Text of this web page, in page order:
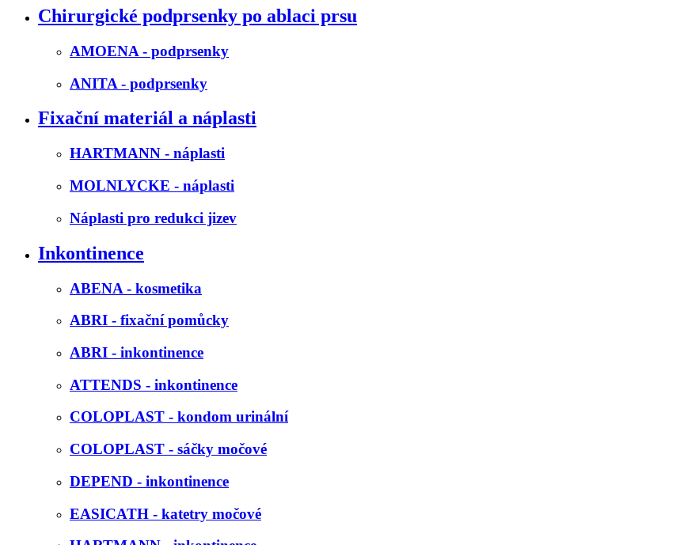
Chirurgické podprsenky po ablaci prsu
AMOENA - podprsenky
ANITA - podprsenky
Fixační materiál a náplasti
HARTMANN - náplasti
MOLNLYCKE - náplasti
Náplasti pro redukci jizev
Inkontinence
ABENA - kosmetika
ABRI - fixační pomůcky
ABRI - inkontinence
ATTENDS - inkontinence
COLOPLAST - kondom urinální
COLOPLAST - sáčky močové
DEPEND - inkontinence
EASICATH - katetry močové